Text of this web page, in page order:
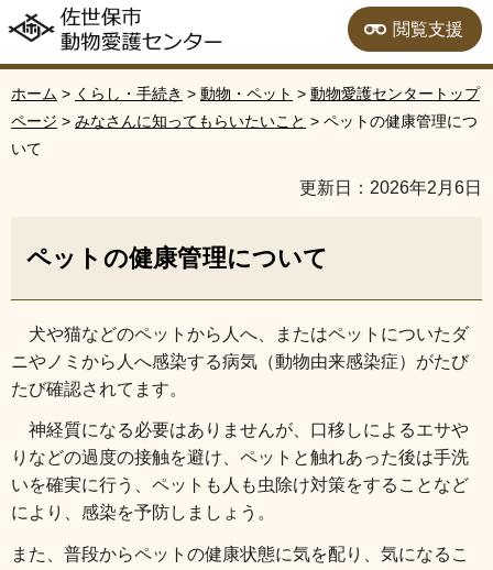
佐世保市動物愛護セン
ター
閲覧支援
ホーム > くらし・手続き > 動物・ペット > 動物愛護センタートップ
ページ > みなさんに知ってもらいたいこと > ペットの健康管理につ
いて
更新日：2026年2月6日
ペットの健康管理について
犬や猫などのペットから人へ、またはペットについたダ
ニやノミから人へ感染する病気（動物由来感染症）がたび
たび確認されてます。
神経質になる必要はありませんが、口移しによるエサや
りなどの過度の接触を避け、ペットと触れあった後は手洗
いを確実に行う、ペットも人も虫除け対策をすることなど
により
、感染を予防しましょう。
また、普段からペットの健康状態に気を配り、気になるこ